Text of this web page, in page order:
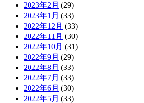
2023年2月 (29)
2023年1月 (33)
2022年12月 (33)
2022年11月 (30)
2022年10月 (31)
2022年9月 (29)
2022年8月 (33)
2022年7月 (33)
2022年6月 (30)
2022年5月 (33)